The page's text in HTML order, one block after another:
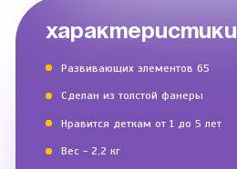
ХАРАКТЕРИСТИКИ
Развивающих элементов 65
Сделан из толстой фанеры
Нравится деткам от 1 до 5 лет
Вес - 2,2 кг